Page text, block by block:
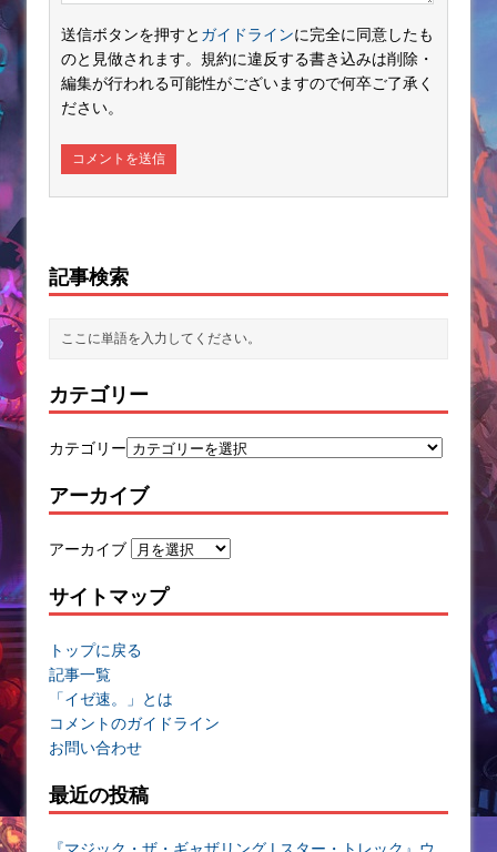
送信ボタンを押すと ガイドラインに完全に同意したも
のと見做されます。規約に違反する書き込みは削除・
編集が行われる可能性がございますので何卒ご了承く
ださい。
記事検索
カテゴリー
カテゴリー
アーカイブ
アーカイブ
サイトマップ
トップに戻る
記事一覧
「イゼ速。」とは
コメントのガイドライン
お問い合わせ
最近の投稿
『マジック・ザ・ギャザリング | スター・トレック』ウ